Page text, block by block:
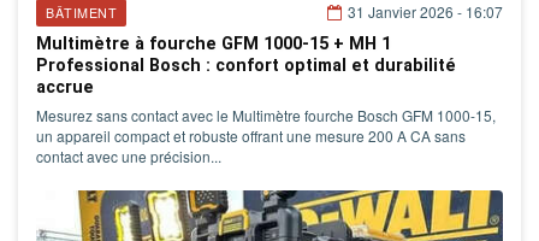
BÂTIMENT
31 Janvier 2026 - 16:07
Multimètre à fourche GFM 1000-15 + MH 1
Professional Bosch : confort optimal et durabilité
accrue
Mesurez sans contact avec le Multimètre fourche Bosch GFM 1000-15,
un appareil compact et robuste offrant une mesure 200 A CA sans
contact avec une précision...